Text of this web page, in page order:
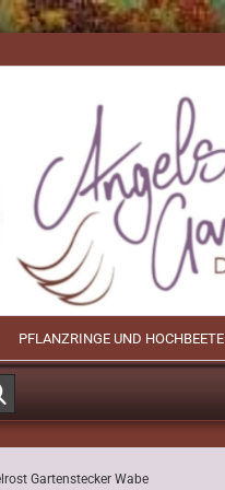
PFLANZRINGE UND HOCHBEETE
Gartenstecker Wabe